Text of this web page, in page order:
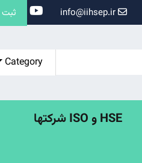
info@iihsep.ir ثبت
Category
HSE و ISO شرکتها